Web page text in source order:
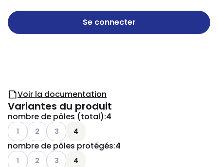
Se connecter
Voir la documentation
Variantes du produit
nombre de pôles (total):4
Voir les options disponibles
1 Voir les options disponibles
2 Voir les options disponibles
3 4
nombre de pôles protégés:4
Voir les options disponibles
1 Voir les options disponibles
2 Voir les options disponibles
3 4